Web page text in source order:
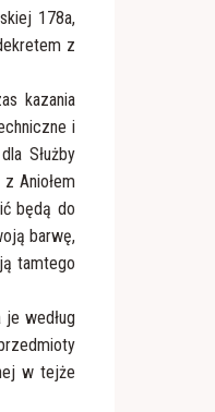
178a,
z
kazania
i
Służby
Aniołem
będą do
barwę,
tamtego
według
w tejże